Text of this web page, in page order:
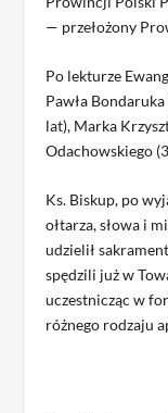
— przełożony
Po lekturze
Pawła
lat), Marka
Odachowskiego
Ks. Biskup, po
ołtarza, słowa i
udzielił
spędzili już w
uczestnicząc w
różnego rodzaju